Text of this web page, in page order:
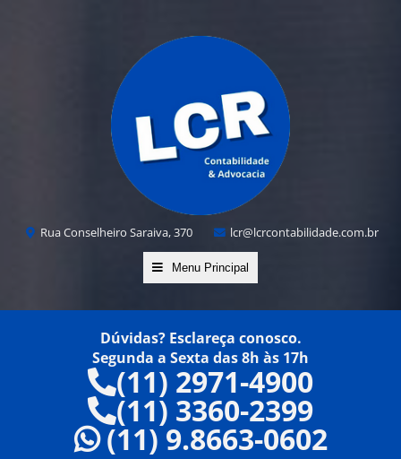
Rua Conselheiro Saraiva, 370 lcr@lcrcontabilidade.com.br
Menu Principal
Dúvidas? Esclareça conosco.
Segunda a Sexta das 8h às 17h
(11) 2971-4900
(11) 3360-2399
(11) 9.8663-0602